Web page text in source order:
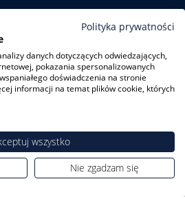
Informacje
O firmie
Dlaczego my?
Blog
8A/1 80-319 Gdańsk| Tel.:+48
Polityka prywatności
danych dotyczących odwiedzających,
pokazania spersonalizowanych
doświadczenia na stronie
informacji na temat plików cookie, których
wszystko
Nie zgadzam się